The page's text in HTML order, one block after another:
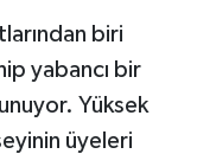
biri
yabancı bir
Yüksek
üyeleri